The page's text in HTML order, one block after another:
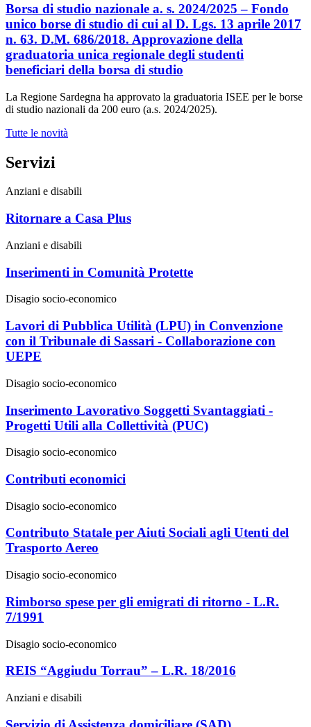
Borsa di studio nazionale a. s. 2024/2025 – Fondo
unico borse di studio di cui al D. Lgs. 13 aprile 2017
n. 63. D.M. 686/2018. Approvazione della
graduatoria unica regionale degli studenti
beneficiari della borsa di studio
La Regione Sardegna ha approvato la graduatoria ISEE per le borse
di studio nazionali da 200 euro (a.s. 2024/2025).
Tutte le novità
Servizi
Anziani e disabili
Ritornare a Casa Plus
Anziani e disabili
Inserimenti in Comunità Protette
Disagio socio-economico
Lavori di Pubblica Utilità (LPU) in Convenzione
con il Tribunale di Sassari - Collaborazione con
UEPE
Disagio socio-economico
Inserimento Lavorativo Soggetti Svantaggiati -
Progetti Utili alla Collettività (PUC)
Disagio socio-economico
Contributi economici
Disagio socio-economico
Contributo Statale per Aiuti Sociali agli Utenti del
Trasporto Aereo
Disagio socio-economico
Rimborso spese per gli emigrati di ritorno - L.R.
7/1991
Disagio socio-economico
REIS “Aggiudu Torrau” – L.R. 18/2016
Anziani e disabili